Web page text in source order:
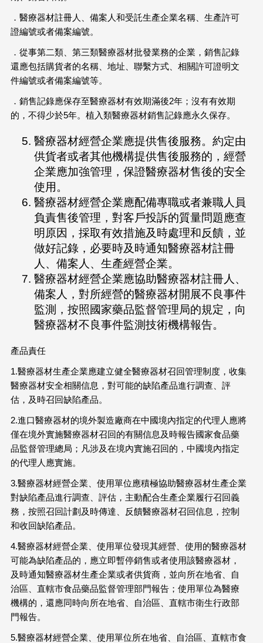
．醫療器材註冊人、備案人和受託生產企業名稱、生產許可
證編號或者備案編號。
．從事第二類、第三類醫療器材批發業務的企業，銷售記錄
還應包括購貨者的名稱、地址、聯繫方式、相關許可證明文
件編號或者備案編號等。
．銷售記錄應保存至醫療器材有效期滿後2年；沒有有效期
的，不得少於5年。植入類醫療器材銷售記錄應永久保存。
醫療器材經營企業應提供售後服務。約定由
供貨者或者其他機構提供售後服務的，經營
企業應加強管理，保證醫療器材售後的安全
使用。
醫療器材經營企業應配備專職或者兼職人員
負責售後管理，對客戶投訴的質量問題應查
明原因，採取有效措施及時處理和反饋，並
做好記錄，必要時及時通知醫療器材註冊
人、備案人、生產經營企業。
醫療器材經營企業應協助醫療器材註冊人、
備案人，對所經營的醫療器材開展不良事件
監測，按照國家藥品監督管理局的規定，向
醫療器材不良事件監測技術機構報告。
產品責任
1.醫療器材生產企業應建立健全醫療器材召回管理制度，收集
醫療器材安全相關信息，對可能的缺陷產品進行調查、評
估，及時召回缺陷產品。
2.進口醫療器材的境外製造廠商在中國境內指定的代理人應將
僅在境外實施醫療器材召回的有關信息及時報告國家食品藥
品監督管理總局；凡涉及在境內實施召回的，中國境內指定
的代理人應實施。
3.醫療器材經營企業、使用單位應積極協助醫療器材生產企業
對缺陷產品進行調查、評估，主動配合生產企業履行召回義
務，按照召回計劃及時傳達、反饋醫療器材召回信息，控制
和收回缺陷產品。
4.醫療器材經營企業、使用單位發現其經營、使用的醫療器材
可能為缺陷產品的，應立即暫停銷售或者使用該醫療器材，
及時通知醫療器材生產企業或者供貨商，並向所在地省、自
治區、直轄市食品藥品監督管理部門報告；使用單位為醫療
機構的，還應同時向所在地省、自治區、直轄市衛生行政部
門報告。
5.醫療器材經營企業、使用單位所在地省、自治區、直轄市食